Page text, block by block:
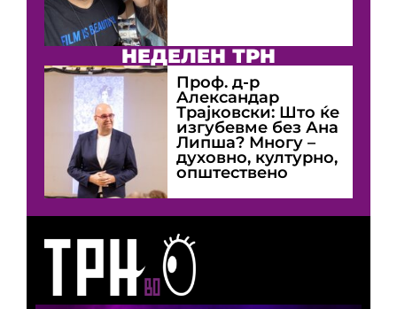
НЕДЕЛЕН ТРН
Проф. д-р
Александар
Трајковски: Што ќе
изгубевме без Ана
Липша? Многу –
духовно, културно,
општествено